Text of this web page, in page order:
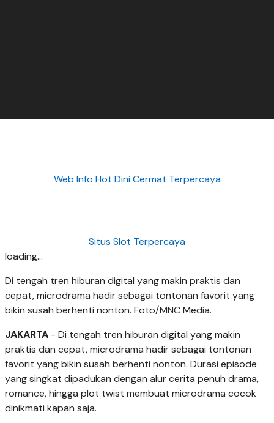
Web Info Hot Dini Cermat Terpercaya
Situs Slot Terpercaya
loading...
Di tengah tren hiburan digital yang makin praktis dan
cepat, microdrama hadir sebagai tontonan favorit yang
bikin susah berhenti nonton. Foto/MNC Media.
JAKARTA - Di tengah tren hiburan digital yang makin
praktis dan cepat, microdrama hadir sebagai tontonan
favorit yang bikin susah berhenti nonton. Durasi episode
yang singkat dipadukan dengan alur cerita penuh drama,
romance, hingga plot twist membuat microdrama cocok
dinikmati kapan saja.